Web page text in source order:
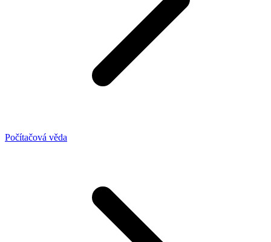
Počítačová věda